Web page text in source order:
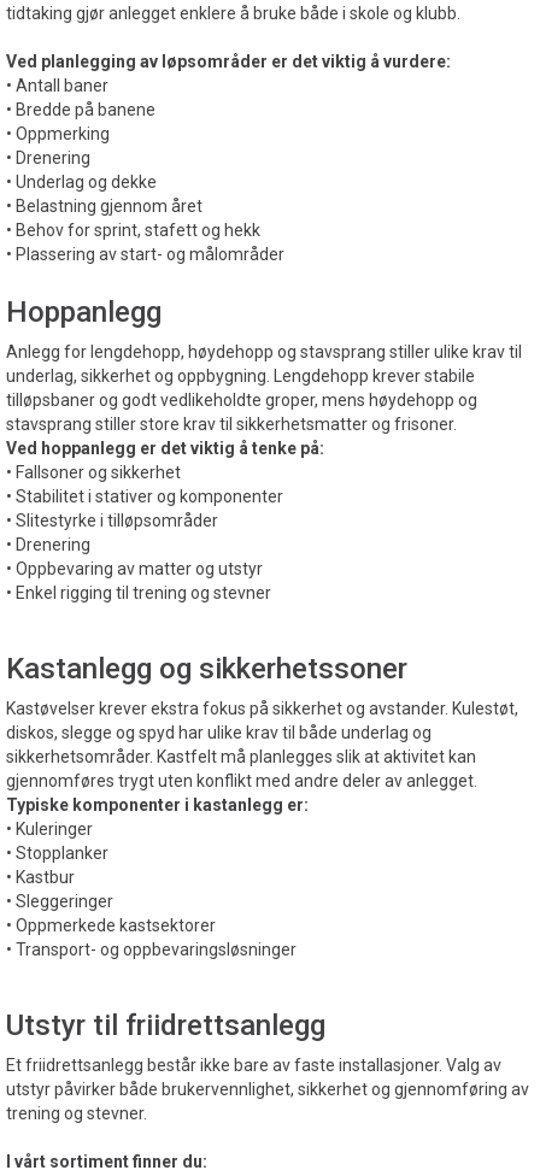
tidtaking gjør anlegget enklere å bruke både i skole og klubb.
Ved planlegging av løpsområder er det viktig å vurdere:
• Antall baner
• Bredde på banene
• Oppmerking
• Drenering
• Underlag og dekke
• Belastning gjennom året
• Behov for sprint, stafett og hekk
• Plassering av start- og målområder
Hoppanlegg
Anlegg for lengdehopp, høydehopp og stavsprang stiller ulike krav til
underlag, sikkerhet og oppbygning. Lengdehopp krever stabile
tilløpsbaner og godt vedlikeholdte groper, mens høydehopp og
stavsprang stiller store krav til sikkerhetsmatter og frisoner.
Ved hoppanlegg er det viktig å tenke på:
• Fallsoner og sikkerhet
• Stabilitet i stativer og komponenter
• Slitestyrke i tilløpsområder
• Drenering
• Oppbevaring av matter og utstyr
• Enkel rigging til trening og stevner
Kastanlegg og sikkerhetssoner
Kastøvelser krever ekstra fokus på sikkerhet og avstander. Kulestøt,
diskos, slegge og spyd har ulike krav til både underlag og
sikkerhetsområder. Kastfelt må planlegges slik at aktivitet kan
gjennomføres trygt uten konflikt med andre deler av anlegget.
Typiske komponenter i kastanlegg er:
• Kuleringer
• Stopplanker
• Kastbur
• Sleggeringer
• Oppmerkede kastsektorer
• Transport- og oppbevaringsløsninger
Utstyr til friidrettsanlegg
Et friidrettsanlegg består ikke bare av faste installasjoner. Valg av
utstyr påvirker både brukervennlighet, sikkerhet og gjennomføring av
trening og stevner.
I vårt sortiment finner du: